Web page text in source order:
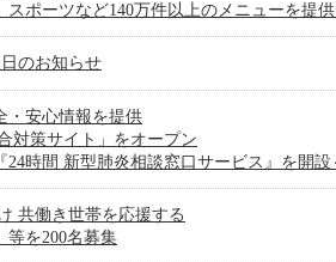
ポーツなど140万件以上のメニューを提供
のお知らせ
安心情報を提供
対策サイト」をオープン
時間 新型肺炎相談窓口サービス』を開設
共働き世帯を応援する
等を200名募集